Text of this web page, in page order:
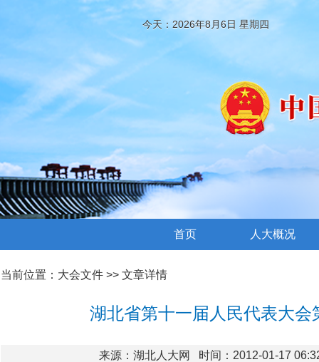
今天：2026年8月6日 星期四
首页 人大概况
当前位置： 大会文件 >> 文章详情
湖北省第十一届人民代表大会
来源：湖北人大网 时间：2012-01-17